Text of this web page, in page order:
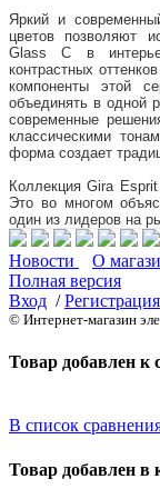
Яркий и
цветов позволяют
Glass C в
контрастных
компоненты этой
объединять в одной
современные
классическими
форма создает
Коллекция Gira
Это во многом
один из лидеров на
Новости
О
Полная версия
Вход /Регистрация
© Интернет-магазин
Товар добавлен к
В список
Товар добавлен в